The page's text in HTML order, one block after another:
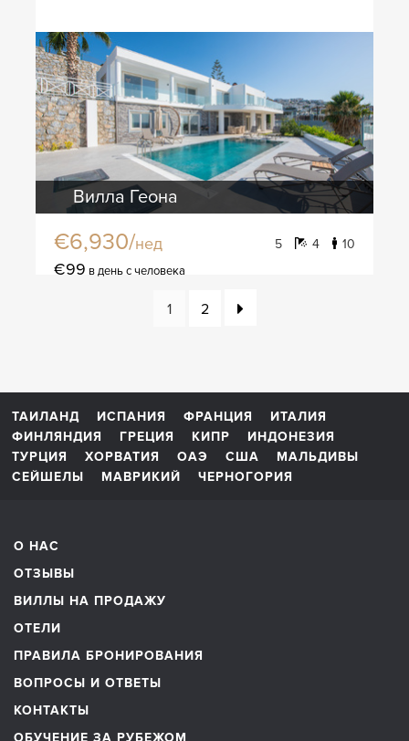
Вилла Геона
€6,930/нед 5 4 10
€99 в день с человека
1 2
ТАИЛАНД ИСПАНИЯ ФРАНЦИЯ
ИТАЛИЯ
ФИНЛЯНДИЯ
ГРЕЦИЯ КИПР
ИНДОНЕЗИЯ
ТУРЦИЯ
ХОРВАТИЯ ОАЭ США
МАЛЬДИВЫ
СЕЙШЕЛЫ
МАВРИКИЙ ЧЕРНОГОРИЯ
О НАС
ОТЗЫВЫ
ВИЛЛЫ НА ПРОДАЖУ
ОТЕЛИ
ПРАВИЛА БРОНИРОВАНИЯ
ВОПРОСЫ И ОТВЕТЫ
КОНТАКТЫ
ОБУЧЕНИЕ ЗА РУБЕЖОМ